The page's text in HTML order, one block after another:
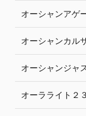
オーシャンアゲ
オーシャンカル
オーシャンジャ
オーラライト２